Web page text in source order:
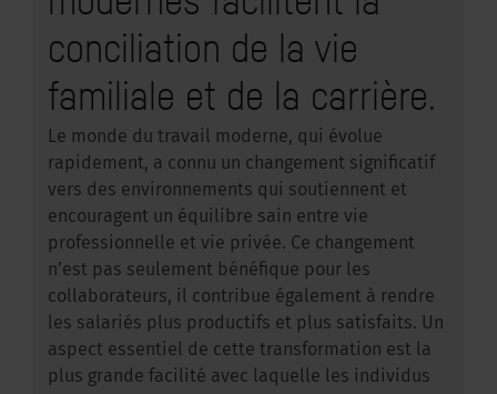
conciliation de la vie
familiale et de la carrière.
Le monde du travail moderne, qui évolue
rapidement, a connu un changement significatif
vers des environnements qui soutiennent et
encouragent un équilibre sain entre vie
professionnelle et vie privée. Ce changement
n’est pas seulement bénéfique pour les
collaborateurs, il contribue également à rendre
les salariés plus productifs et plus satisfaits. Un
aspect essentiel de cette transformation est la
plus grande facilité avec laquelle les individus